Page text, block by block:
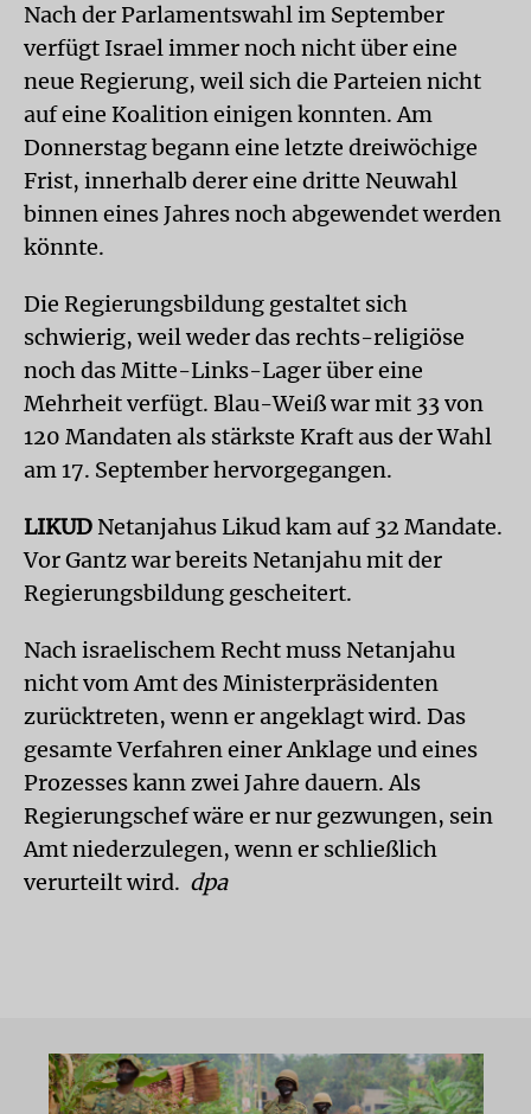
Nach der Parlamentswahl im September
verfügt Israelimmer noch nicht über eine
neue Regierung, weil sich die Parteien nicht
auf eine Koalition einigen konnten. Am
Donnerstag begann eine letzte dreiwöchige
Frist, innerhalb derer eine dritte Neuwahl
binnen eines Jahres noch abgewendet werden
könnte.
Die Regierungsbildung gestaltet sich
schwierig, weil weder das rechts-religiöse
noch das Mitte-Links-Lager über eine
Mehrheit verfügt. Blau-Weiß war mit 33 von
120 Mandaten als stärkste Kraft aus der Wahl
am 17. September hervorgegangen.
LIKUD Netanjahus Likud kam auf 32 Mandate.
Vor Gantz war bereits Netanjahu mit der
Regierungsbildung gescheitert.
Nach israelischem Recht muss Netanjahu
nicht vom Amt des Ministerpräsidenten
zurücktreten, wenn er angeklagt wird. Das
gesamte Verfahren einer Anklage und eines
Prozesses kann zwei Jahre dauern. Als
Regierungschef wäre er nur gezwungen, sein
Amt niederzulegen, wenn er schließlich
verurteilt wird. dpa